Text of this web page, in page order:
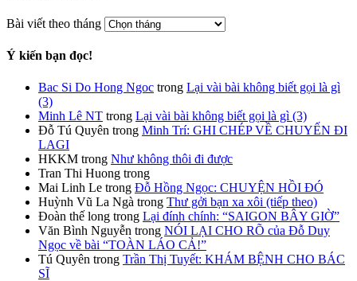
Bài viết theo tháng
Ý kiến bạn đọc!
Bac Si Do Hong Ngoc trong Lại vài bài không biết gọi là gì
(3)
Minh Lê NT trong Lại vài bài không biết gọi là gì (3)
Đỗ Tú Quyên trong Minh Trí: GHI CHÉP VỀ CHUYẾN ĐI
LAGI
HKKM trong Như không thôi đi được
Tran Thi Huong trong
Mai Linh Le trong Đỗ Hồng Ngọc: CHUYỆN HỒI ĐÓ
Huỳnh Vũ La Ngà trong Thư gởi bạn xa xôi (tiếp theo)
Đoàn thế long trong Lại đính chính: “SAIGON BÂY GIỜ”
Văn Bình Nguyễn trong NÓI LẠI CHO RÕ của Đỗ Duy
Ngọc về bài “TOÀN LÁO CẢ!”
Tú Quyên trong Trần Thị Tuyết: KHÁM BỆNH CHO BÁC
SĨ